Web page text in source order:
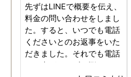
先ずはLINEで概要を伝え、
料金の問い合わせをしまし
た。すると、いつでも電話
くださいとのお返事をいた
だきました。それでも電話
する事ができずに悩んでい